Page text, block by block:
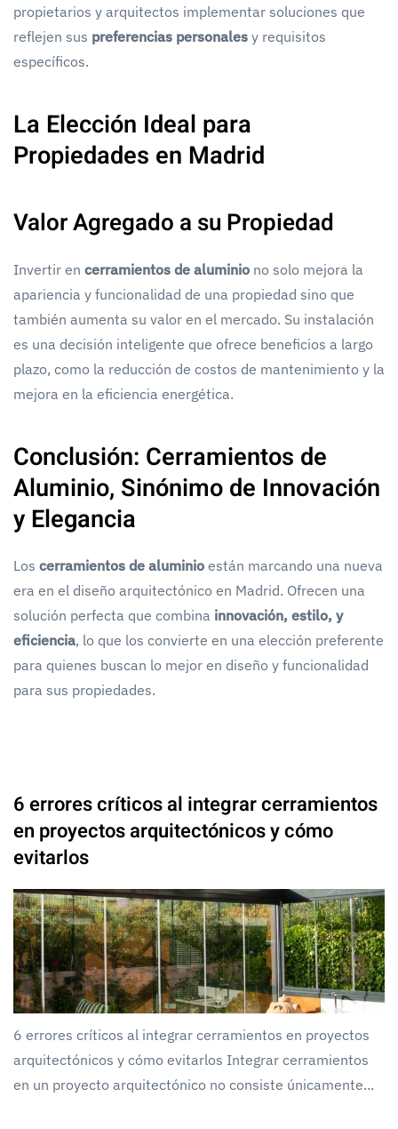
propietarios y arquitectos implementar soluciones que
reflejen sus preferencias personales y requisitos
específicos.
La Elección Ideal para
Propiedades en Madrid
Valor Agregado a su Propiedad
Invertir en cerramientos de aluminio no solo mejora la
apariencia y funcionalidad de una propiedad sino que
también aumenta su valor en el mercado. Su instalación
es una decisión inteligente que ofrece beneficios a largo
plazo, como la reducción de costos de mantenimiento y la
mejora en la eficiencia energética.
Conclusión: Cerramientos de
Aluminio, Sinónimo de Innovación
y Elegancia
Los cerramientos de aluminio están marcando una nueva
era en el diseño arquitectónico en Madrid. Ofrecen una
solución perfecta que combina innovación, estilo, y
eficiencia, lo que los convierte en una elección preferente
para quienes buscan lo mejor en diseño y funcionalidad
para sus propiedades.
6 errores críticos al integrar cerramientos
en proyectos arquitectónicos y cómo
evitarlos
6 errores críticos al integrar cerramientos en proyectos
arquitectónicos y cómo evitarlos Integrar cerramientos
en un proyecto arquitectónico no consiste únicamente...